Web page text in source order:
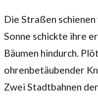
Die Straßen
Sonne schickte ihre
Bäumen hindurch.
ohrenbetäubender
Zwei Stadtbahnen